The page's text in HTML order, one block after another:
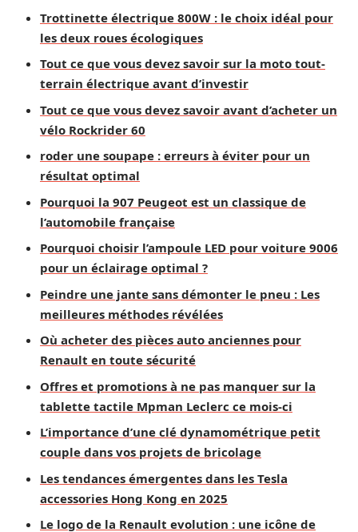
Trottinette électrique 800W : le choix idéal pour
les deux roues écologiques
Tout ce que vous devez savoir sur la moto tout-
terrain électrique avant d’investir
Tout ce que vous devez savoir avant d’acheter un
vélo Rockrider 60
roder une soupape : erreurs à éviter pour un
résultat optimal
Pourquoi la 907 Peugeot est un classique de
l’automobile française
Pourquoi choisir l’ampoule LED pour voiture 9006
pour un éclairage optimal ?
Peindre une jante sans démonter le pneu : Les
meilleures méthodes révélées
Où acheter des pièces auto anciennes pour
Renault en toute sécurité
Offres et promotions à ne pas manquer sur la
tablette tactile Mpman Leclerc ce mois-ci
L’importance d’une clé dynamométrique petit
couple dans vos projets de bricolage
Les tendances émergentes dans les Tesla
accessories Hong Kong en 2025
Le logo de la Renault evolution : une icône de